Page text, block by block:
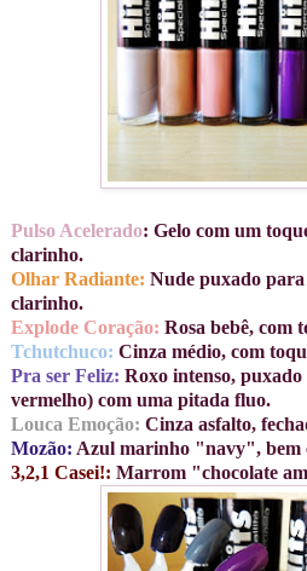
Pulso Acelerado: Gelo com um
clarinho.
Olhar Radiante: Nude puxado
clarinho.
Explode Coração: Rosa bebê, com
Tchutchuco: Cinza médio, com
Pra ser Feliz: Roxo intenso,
vermelho) com uma pitada fluo.
Louca Emoção: Cinza asfalto,
Mozão: Azul marinho "navy", bem
3,2,1 Casei!: Marrom "chocolate